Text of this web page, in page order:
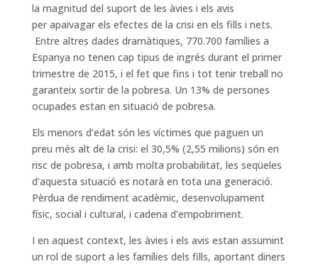
la magnitud del suport de les àvies i els avis
per apaivagar els efectes de la crisi en els fills i nets.
Entre altres dades dramàtiques, 770.700 famílies a
Espanya no tenen cap tipus de ingrés durant el primer
trimestre de 2015, i el fet que fins i tot tenir treball no
garanteix sortir de la pobresa. Un 13% de persones
ocupades estan en situació de pobresa.
Els menors d’edat són les víctimes que paguen un
preu més alt de la crisi: el 30,5% (2,55 milions) són en
risc de pobresa, i amb molta probabilitat, les seqüeles
d’aquesta situació es notarà en tota una generació.
Pèrdua de rendiment acadèmic, desenvolupament
físic, social i cultural, i cadena d’empobriment.
I en aquest context, les àvies i els avis estan assumint
un rol de suport a les famílies dels fills, aportant diners